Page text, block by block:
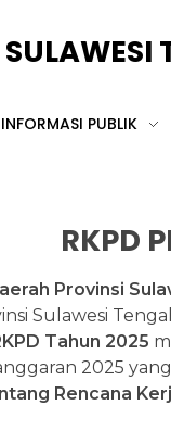
INFORMASI PUBLIK
RKPD
Provinsi
Sulawesi
Tahun 2025
2025
Rencana